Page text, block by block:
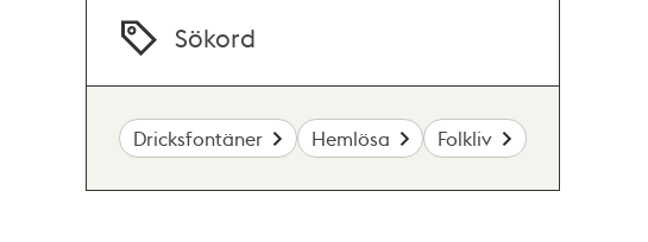
Sökord
Dricksfontäner Hemlösa Folkliv